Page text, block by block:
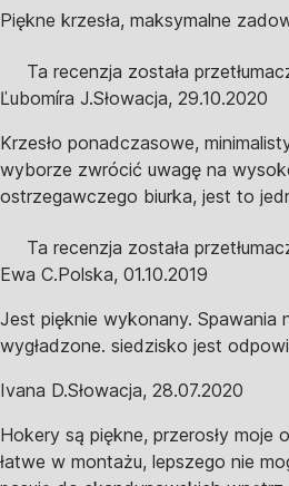
Piękne krzesła, maksymalne
Ta recenzja została
Ľubomíra J.Słowacja, 29.10.2020
Krzesło ponadczasowe,
wyborze zwrócić uwagę na
ostrzegawczego biurka, jest to
Ta recenzja została
Ewa C.Polska, 01.10.2019
Jest pięknie wykonany. Spawania
wygładzone. siedzisko jest
Ivana D.Słowacja, 28.07.2020
Hokery są piękne, przerosły moje
łatwe w montażu, lepszego nie